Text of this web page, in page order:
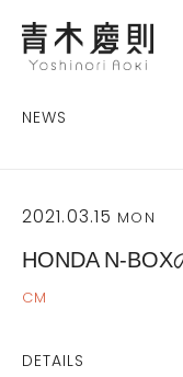
NEWS
2021.03.15 MON
HONDA N-
CM
DETAILS